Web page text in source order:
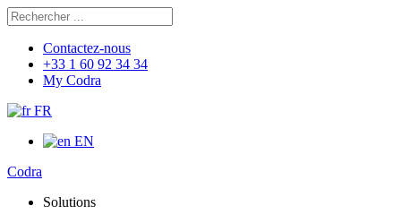
Rechercher
Contactez-nous
+33 1 60 92 34 34
My Codra
FR
EN
Codra
Solutions